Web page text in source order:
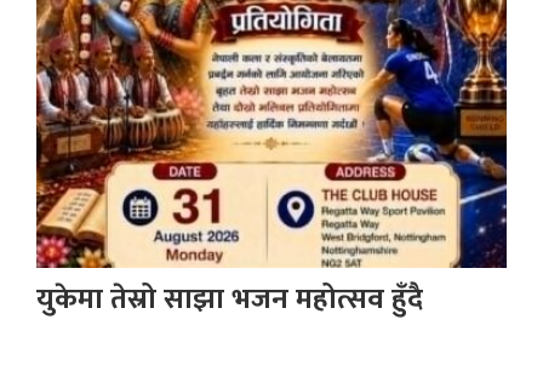
युकेमा तेस्रो साझा भजन महोत्सव हुँदै